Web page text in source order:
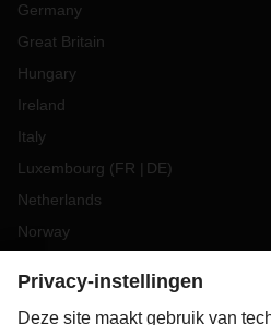
Germany
Great Britain
Hungary
Ireland
Italy
Luxembourg (FR DE)
Netherlands
Norway